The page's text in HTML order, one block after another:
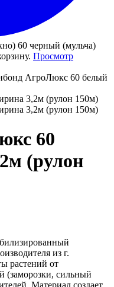
60 черный (мульча)
Просмотр
АгроЛюкс 60 белый
60
(рулон
из г.
растений от
(заморозки, сильный
Материал создает